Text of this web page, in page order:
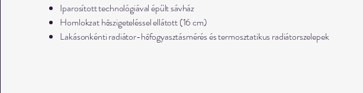
Iparosított technológiával épült sávház
Homlokzat hőszigeteléssel ellátott (16 cm)
Lakásonkénti radiátor-hőfogyasztásmérés és termosztatikus radiátorszelepek